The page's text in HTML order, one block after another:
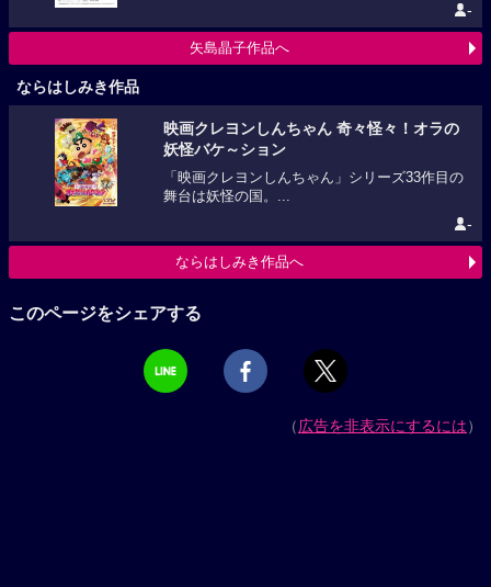
-
矢島晶子作品へ
ならはしみき作品
映画クレヨンしんちゃん 奇々怪々！オラの
妖怪バケ～ション
「映画クレヨンしんちゃん」シリーズ33作目の
舞台は妖怪の国。...
-
ならはしみき作品へ
このページをシェアする
（広告を非表示にするには）